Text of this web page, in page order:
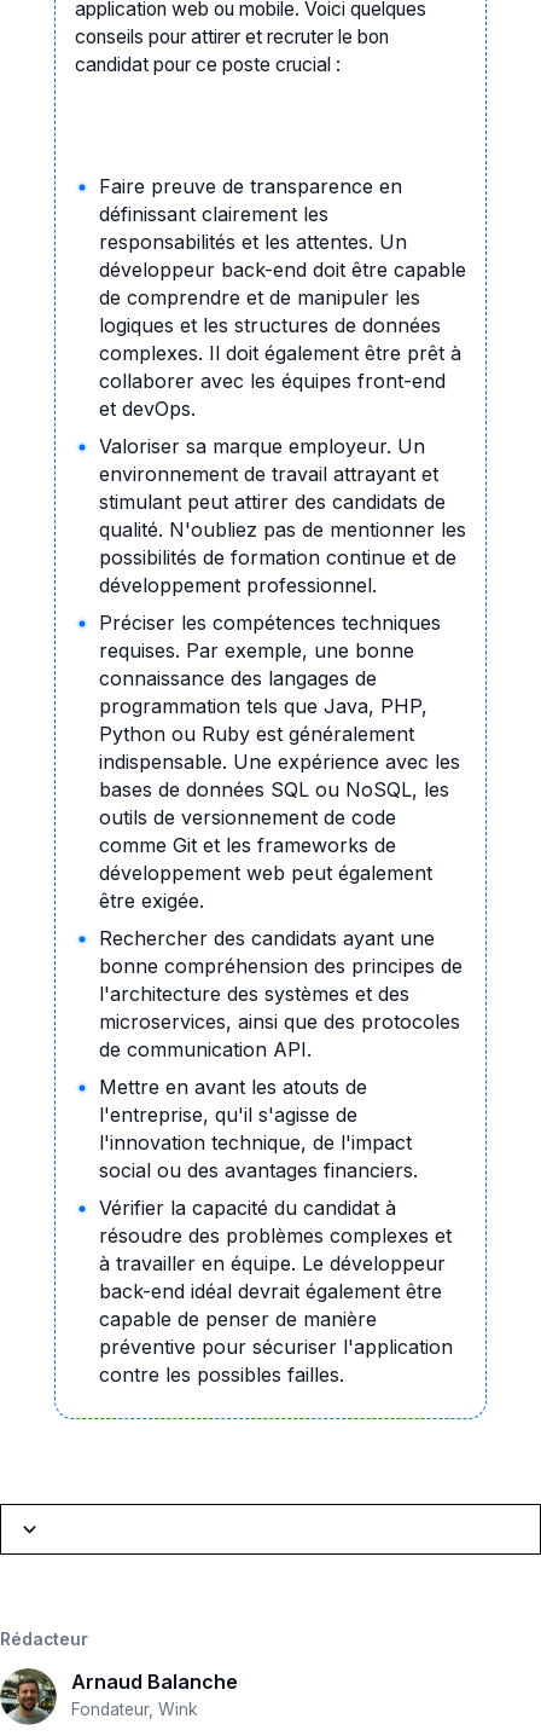
Tâches & Missions
application web ou mobile. Voici quelques
conseils pour attirer et recruter le bon
candidat pour ce poste crucial :
Faire preuve de transparence en
définissant clairement les
responsabilités et les attentes. Un
développeur back-end doit être capable
de comprendre et de manipuler les
logiques et les structures de données
complexes. Il doit également être prêt à
collaborer avec les équipes front-end
et devOps.
Valoriser sa marque employeur. Un
environnement de travail attrayant et
stimulant peut attirer des candidats de
qualité. N'oubliez pas de mentionner les
possibilités de formation continue et de
développement professionnel.
Préciser les compétences techniques
requises. Par exemple, une bonne
connaissance des langages de
programmation tels que Java, PHP,
Python ou Ruby est généralement
indispensable. Une expérience avec les
bases de données SQL ou NoSQL, les
outils de versionnement de code
comme Git et les frameworks de
développement web peut également
être exigée.
Rechercher des candidats ayant une
bonne compréhension des principes de
l'architecture des systèmes et des
microservices, ainsi que des protocoles
de communication API.
Mettre en avant les atouts de
l'entreprise, qu'il s'agisse de
l'innovation technique, de l'impact
social ou des avantages financiers.
Vérifier la capacité du candidat à
résoudre des problèmes complexes et
à travailler en équipe. Le développeur
back-end idéal devrait également être
capable de penser de manière
préventive pour sécuriser l'application
contre les possibles failles.
Rédacteur
Arnaud Balanche
Fondateur, Wink